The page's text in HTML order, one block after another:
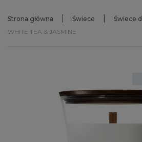
Strona główna Świece
Świece
WHITE TEA & JASMINE